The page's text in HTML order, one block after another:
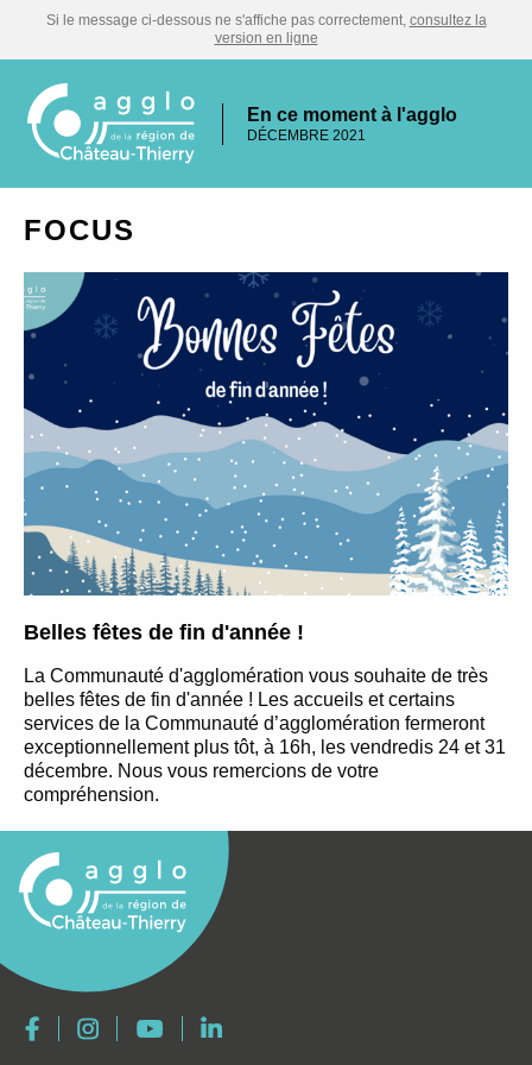
Si le message ci-dessous ne s'affiche pas correctement, consultez la
version en ligne
En ce moment à l'agglo
DÉCEMBRE 2021
FOCUS
Belles fêtes de fin d'année !
La Communauté d'agglomération vous souhaite de très
belles fêtes de fin d'année ! Les accueils et certains
services de la Communauté d’agglomération fermeront
exceptionnellement plus tôt, à 16h, les vendredis 24 et 31
décembre. Nous vous remercions de votre
compréhension.